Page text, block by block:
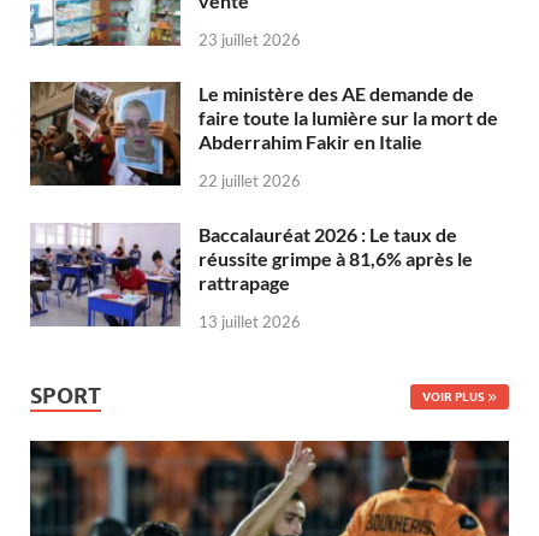
23 juillet 2026
Le ministère des AE demande de
faire toute la lumière sur la mort de
Abderrahim Fakir en Italie
22 juillet 2026
Baccalauréat 2026 : Le taux de
réussite grimpe à 81,6% après le
rattrapage
13 juillet 2026
SPORT VOIR PLUS